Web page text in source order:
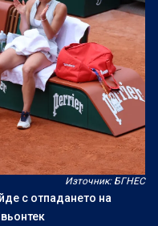
Източник: БГНЕС
с отпадането на